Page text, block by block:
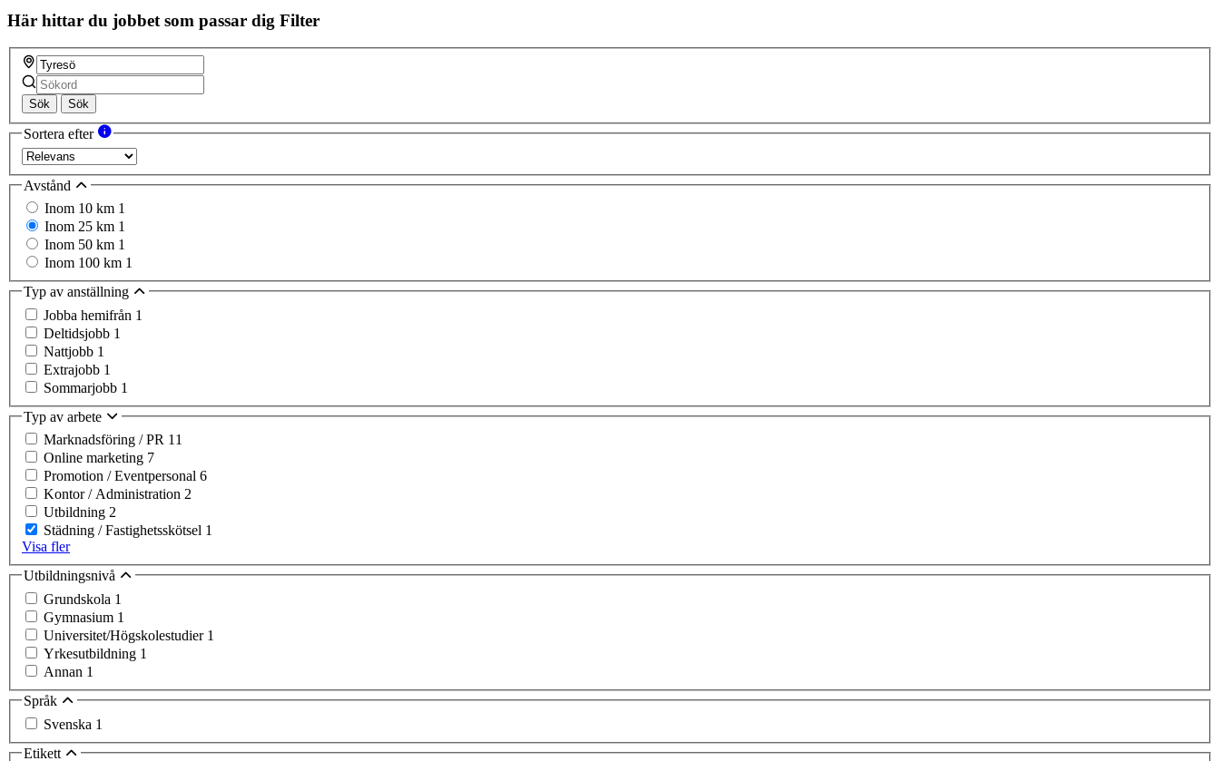
Här hittar du jobbet som passar dig Filter
Sök Sök
Sortera efter
Avstånd
Inom 10 km 1
Inom 25 km 1
Inom 50 km 1
Inom 100 km 1
Typ av anställning
Jobba hemifrån 1
Deltidsjobb 1
Nattjobb 1
Extrajobb 1
Sommarjobb 1
Typ av arbete
Marknadsföring / PR 11
Online marketing 7
Promotion / Eventpersonal 6
Kontor / Administration 2
Utbildning 2
Städning / Fastighetsskötsel 1
Visa fler
Utbildningsnivå
Grundskola 1
Gymnasium 1
Universitet/Högskolestudier 1
Yrkesutbildning 1
Annan 1
Språk
Svenska 1
Etikett